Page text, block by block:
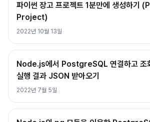
파이썬 장고 프로젝트 1분만에 생성하기
Project)
2022년 10월 13일
Node.js에서 PostgreSQL 연결하고 조
실행 결과 JSON 받아오기
2022년 7월 5일